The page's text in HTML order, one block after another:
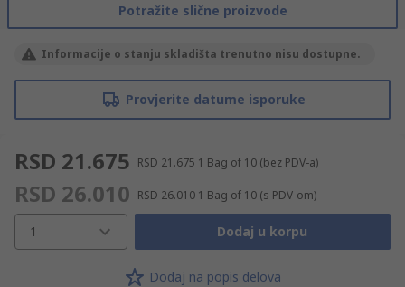
Potražite slične proizvode
Informacije o stanju skladišta trenutno nisu dostupne.
Provjerite datume isporuke
RSD 21.675 RSD 21.675 1 Bag of 10 (bez PDV-a)
RSD 26.010 RSD 26.010 1 Bag of 10 (s PDV-om)
1 Dodaj u korpu
Dodaj na popis delova